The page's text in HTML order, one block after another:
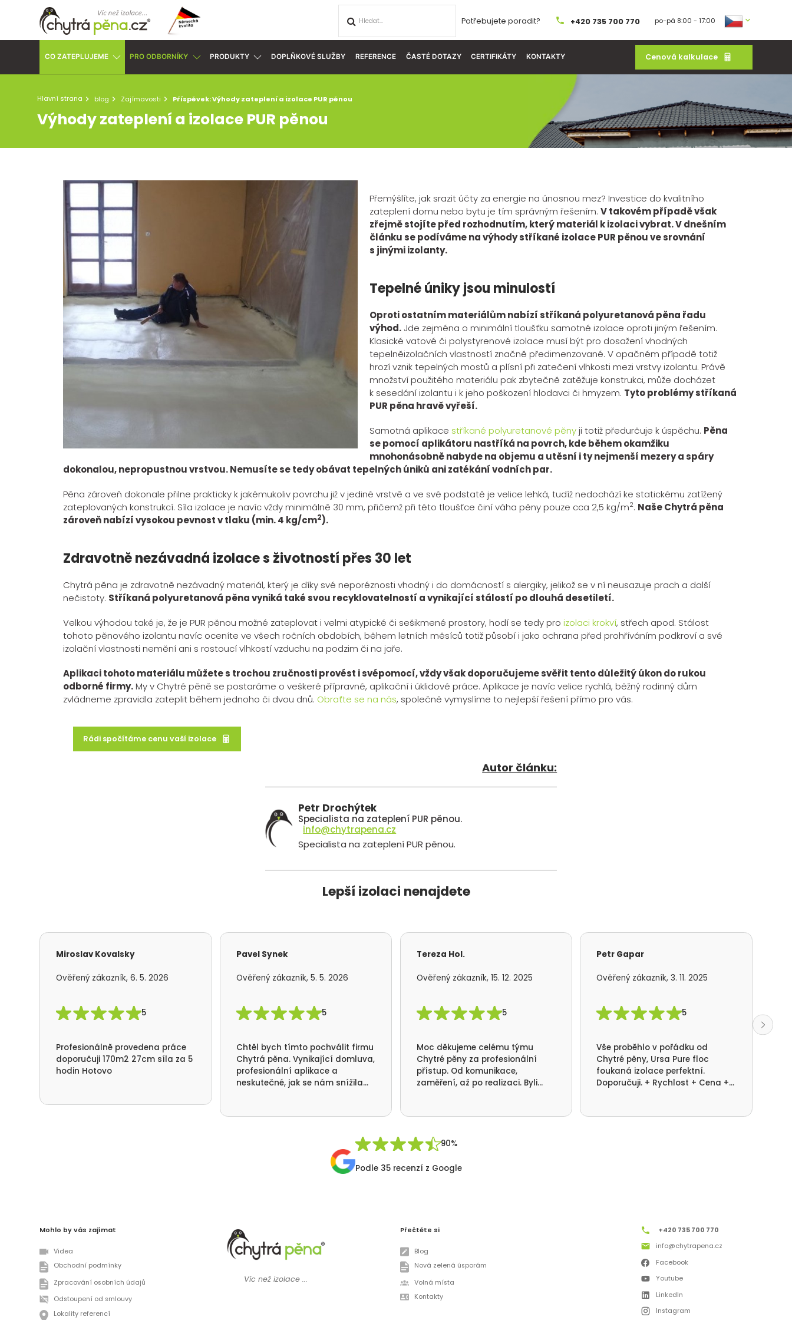
Potřebujete poradit? +420 735 700 770 po-pá 8:00 - 17:00
CO ZATEPLUJEME PRO ODBORNÍKY PRODUKTY DOPLŇKOVÉ SLUŽBY REFERENCE ČASTÉ DOTAZY CERTIFIKÁTY KONTAKTY Cenová kalkulace
Hlavní strana blog Zajímavosti Příspěvek: Výhody zateplení a izolace PUR pěnou
Výhody zateplení a izolace PUR pěnou
Přemýšlíte, jak srazit účty za energie na únosnou mez? Investice do kvalitního
zateplení domu nebo bytu je tím správným řešením. V takovém případě však
zřejmě stojíte před rozhodnutím, který materiál k izolaci vybrat. V dnešním
článku se podíváme na výhody stříkané izolace PUR pěnou ve srovnání
s jinými izolanty.
Tepelné úniky jsou minulostí
Oproti ostatním materiálům nabízí stříkaná polyuretanová pěna řadu
výhod. Jde zejména o minimální tloušťku samotné izolace oproti jiným řešením.
Klasické vatové či polystyrenové izolace musí být pro dosažení vhodných
tepelněizolačních vlastností značně předimenzované. V opačném případě totiž
hrozí vznik tepelných mostů a plísní při zatečení vlhkosti mezi vrstvy izolantu. Právě
množství použitého materiálu pak zbytečně zatěžuje konstrukci, může docházet
k sesedání izolantu i k jeho poškození hlodavci či hmyzem. Tyto problémy stříkaná
PUR pěna hravě vyřeší.
Samotná aplikace stříkané polyuretanové pěnyji totiž předurčuje k úspěchu. Pěna
se pomocí aplikátoru nastříká na povrch, kde během okamžiku
mnohonásobně nabyde na objemu a utěsní i ty nejmenší mezery a spáry
dokonalou, nepropustnou vrstvou. Nemusíte se tedy obávat tepelných úniků ani zatékání vodních par.
Pěna zároveň dokonale přilne prakticky k jakémukoliv povrchu již v jediné vrstvě a ve své podstatě je velice lehká, tudíž nedochází ke statickému zatížený
zateplovaných konstrukcí. Síla izolace je navíc vždy minimálně 30 mm, přičemž při této tloušťce činí váha pěny pouze cca 2,5 kg/m2. Naše Chytrá pěna
zároveň nabízí vysokou pevnost v tlaku (min. 4 kg/cm2).
Zdravotně nezávadná izolace s životností přes 30 let
Chytrá pěna je zdravotně nezávadný materiál, který je díky své neporéznosti vhodný i do domácností s alergiky, jelikož se v ní neusazuje prach a další
nečistoty. Stříkaná polyuretanová pěna vyniká také svou recyklovatelností a vynikající stálostí po dlouhá desetiletí.
Velkou výhodou také je, že je PUR pěnou možné zateplovat i velmi atypické či sešikmené prostory, hodí se tedy pro izolaci krokví, střech apod. Stálost
tohoto pěnového izolantu navíc oceníte ve všech ročních obdobích, během letních měsíců totiž působí i jako ochrana před prohříváním podkroví a své
izolační vlastnosti nemění ani s rostoucí vlhkostí vzduchu na podzim či na jaře.
Aplikaci tohoto materiálu můžete s trochou zručnosti provést i svépomocí, vždy však doporučujeme svěřit tento důležitý úkon do rukou
odborné firmy.My v Chytré pěně se postaráme o veškeré přípravné, aplikační i úklidové práce. Aplikace je navíc velice rychlá, běžný rodinný dům
zvládneme zpravidla zateplit během jednoho či dvou dnů. Obraťte se na nás, společně vymyslíme to nejlepší řešení přímo pro vás.
Rádi spočítáme cenu vaší izolace
Autor článku:
Petr Drochýtek
Specialista na zateplení PUR pěnou.
info@chytrapena.cz
Specialista na zateplení PUR pěnou.
Lepší izolaci nenajdete
Miroslav Kovalsky
Ověřený zákazník, 6. 5. 2026
5
Profesionálně provedena práce
doporučuji 170m2 27cm síla za 5
hodin Hotovo
Pavel Synek
Ověřený zákazník, 5. 5. 2026
5
Chtěl bych tímto pochválit firmu
Chytrá pěna. Vynikající domluva,
profesionální aplikace a
neskutečné, jak se nám snížila
děkujeme za realizaci a přátelský
Tereza Hol.
Ověřený zákazník, 15. 12. 2025
5
Moc děkujeme celému týmu
Chytré pěny za profesionální
přístup. Od komunikace,
zaměření, až po realizaci. Byli
Petr Gapar
Ověřený zákazník, 3. 11. 2025
5
Vše proběhlo v pořádku od
Chytré pěny, Ursa Pure floc
foukaná izolace perfektní.
Doporučuji. + Rychlost + Cena +
90%
Podle 35 recenzí z Google
Mohlo by vás zajímat
Videa
Obchodní podmínky
Zpracování osobních údajů
Odstoupení od smlouvy
Lokality referencí
Víc než izolace ...
Přečtěte si
Blog
Nová zelená úsporám
Volná místa
Kontakty
+420 735 700 770
info@chytrapena.cz
Facebook
Youtube
LinkedIn
Instagram